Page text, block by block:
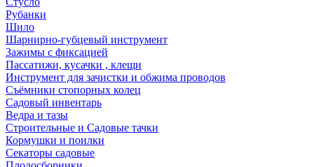
Рубанки
Шило
Шарнирно-губцевый инструмент
Зажимы с фиксацией
Пассатижи, кусачки , клещи
Инструмент для зачистки и обжима проводов
Съёмники стопорных колец
Садовый инвентарь
Ведра и тазы
Строительные и Садовые тачки
Кормушки и поилки
Секаторы садовые